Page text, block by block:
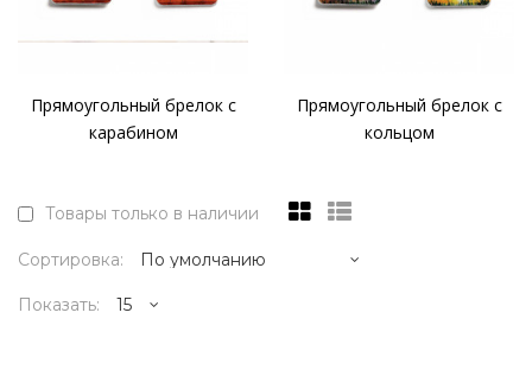
Прямоугольный брелок с
карабином
Прямоугольный брелок с
кольцом
Товары только в наличии
Сортировка:
Показать: